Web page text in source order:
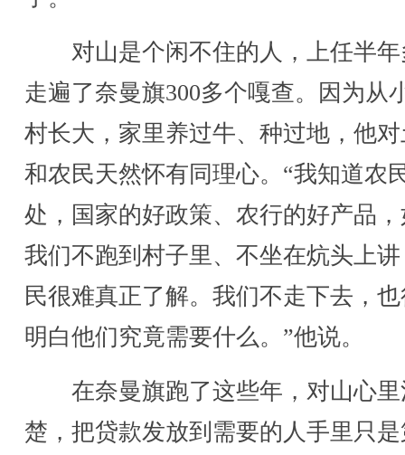
对山是个闲不住的人，上任半年
走遍了奈曼旗300多个嘎查。因为从
村长大，家里养过牛、种过地，他
和农民天然怀有同理心。“我知道农
处，国家的好政策、农行的好产品
我们不跑到村子里、不坐在炕头上
民很难真正了解。我们不走下去，
明白他们究竟需要什么。”他说。
在奈曼旗跑了这些年，对山心里
楚，把贷款发放到需要的人手里只